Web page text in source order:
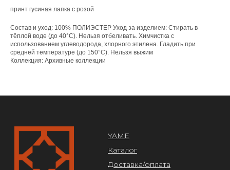
принт гусиная лапка с розой
Состав и уход: 100% ПОЛИЭСТЕР Уход за изделием: Стирать в
тёплой воде (до 40°C). Нельзя отбеливать. Химчистка с
использованием углеводорода, хлорного этилена. Гладить при
средней температуре (до 150°C). Нельзя выжим
Коллекция: Архивные коллекции
ОРГАНИЗАЦИЯ
Договор оферты
Политика конфиденциальности
Design by @abakumik